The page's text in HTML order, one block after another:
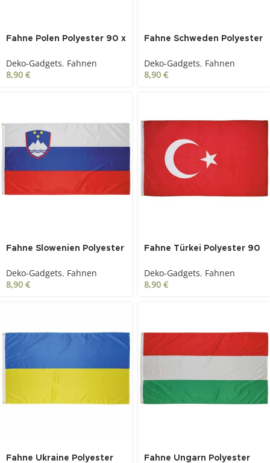
Fahne Polen Polyester 90 x
Deko-Gadgets, Fahnen
8,90 €
Fahne Schweden Polyester
Deko-Gadgets, Fahnen
8,90 €
Fahne Slowenien Polyester
Deko-Gadgets, Fahnen
8,90 €
Fahne Türkei Polyester 90
Deko-Gadgets, Fahnen
8,90 €
Fahne Ukraine Polyester
Fahne Ungarn Polyester